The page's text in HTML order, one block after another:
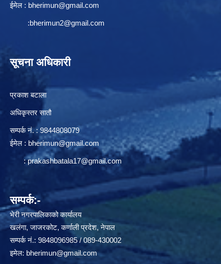
ईमेल : bherimun@gmail.com
:bherimun2@gmail.com
सूचना अधिकारी
प्रकाश बटाला
अधिकृस्तर सातौ
सम्पर्क न‌ं. : 9844808079
ईमेल : bherimun@gmail.com
:prakashbatala17@gmail.com
सम्पर्क:-
भेरी नगरपालिकाको कार्यालय
खलंगा, जाजरकोट, कर्णाली प्रदेश, नेपाल
सम्पर्क नं.: 9848096985 / 089-430002
इमेल: bherimun@gmail.com